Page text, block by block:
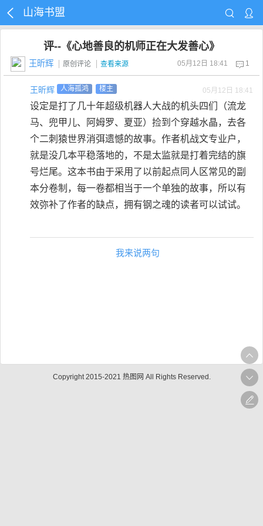
山海书盟
评--《心地善良的机师正在大发善心》
王昕辉 原创评论 查看来源 05月12日 18:41 1
王昕辉 人海孤鸿 楼主 05月12日 18:41
设定是打了几十年超级机器人大战的机头四们（流龙
马、兜甲儿、阿姆罗、夏亚）捡到个穿越水晶，去各
个二刺猿世界消弭遗憾的故事。作者机战文专业户，
就是没几本平稳落地的，不是太监就是打着完结的旗
号烂尾。这本书由于采用了以前起点同人区常见的副
本分卷制，每一卷都相当于一个单独的故事，所以有
效弥补了作者的缺点，拥有钢之魂的读者可以试试。
我来说两句
Copyright 2015-2021 热图网 All Rights Reserved.